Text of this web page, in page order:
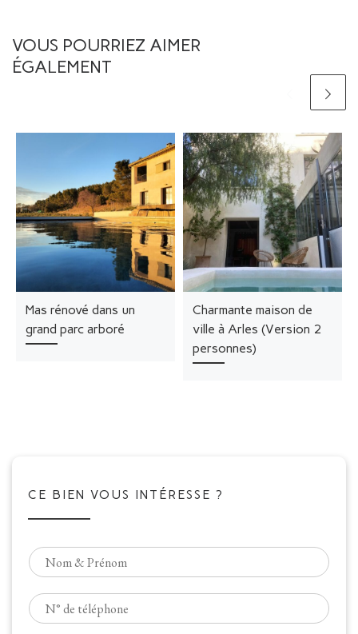
VOUS POURRIEZ AIMER
ÉGALEMENT
Mas rénové dans un
grand parc arboré
Charmante maison de
ville à Arles (Version 2
personnes)
CE BIEN VOUS INTÉRESSE ?
N
o
*T
é